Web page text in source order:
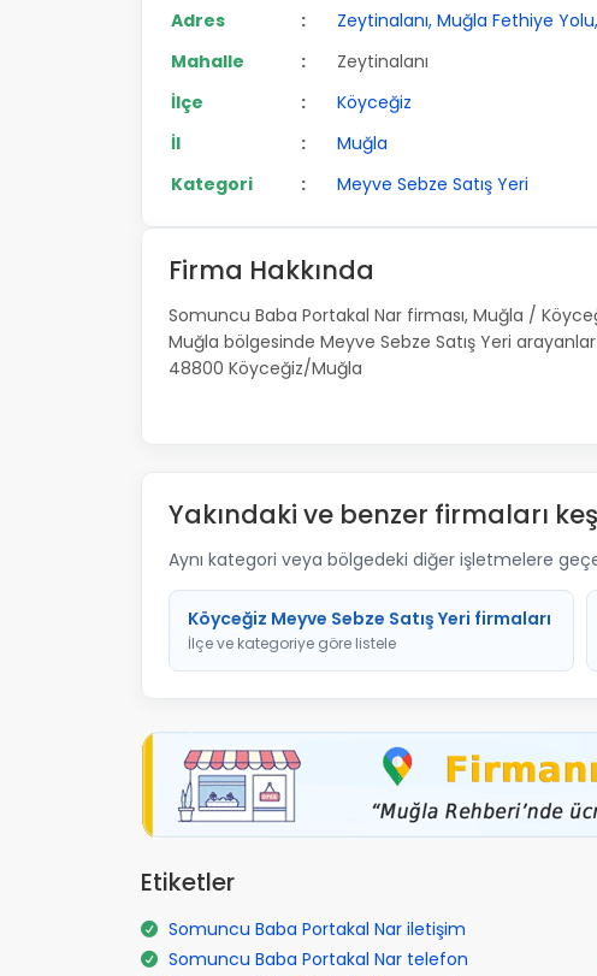
Adres
:
Zeytinalanı, Muğla Fethiye
Mahalle
:
Zeytinalanı
İlçe
:
Köyceğiz
İl
:
Muğla
Kategori
: Meyve Sebze Satış Yeri
Firma Hakkında
Somuncu Baba Portakal Nar firması, Muğla /
Muğla bölgesinde Meyve Sebze Satış Yeri
48800 Köyceğiz/Muğla
Yakındaki ve benzer firmaları
Aynı kategori veya bölgedeki diğer işletmelere
Köyceğiz Meyve Sebze Satış Yeri firmaları
İlçe ve kategoriye göre listele
Etiketler
Somuncu Baba Portakal Nar iletişim
Somuncu Baba Portakal Nar telefon